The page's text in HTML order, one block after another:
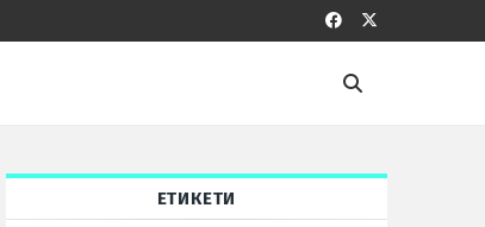
ЕТИКЕТИ